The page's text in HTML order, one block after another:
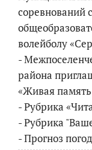
соревнований
волейболу
-
района
«Живая
- Рубрика
- Рубрика
- Прогноз